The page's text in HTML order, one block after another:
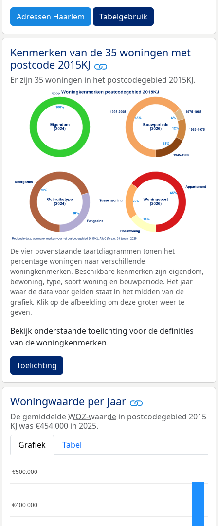
Adressen Haarlem Tabelgebruik
Kenmerken van de 35 woningen met
postcode 2015KJ
Er zijn 35 woningen in het postcodegebied 2015KJ.
De vier bovenstaande taartdiagrammen tonen het
percentage woningen naar verschillende
woningkenmerken. Beschikbare kenmerken zijn eigendom,
bewoning, type, soort woning en bouwperiode. Het jaar
waar de data voor gelden staat in het midden van de
grafiek. Klik op de afbeelding om deze groter weer te
geven.
Bekijk onderstaande toelichting voor de definities
van de woningkenmerken.
Toelichting
Woningwaarde per jaar
De gemiddeldeWOZ-waarde in postcodegebied 2015
KJ was €454.000 in 2025.
Grafiek
Tabel
€400.000
€400.000
€500.000
€500.000